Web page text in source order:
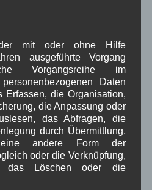
mit oder ohne Hilfe
ausgeführte Vorgang
Vorgangsreihe im
Daten
Erfassen, die Organisation,
die Anpassung oder
das Abfragen, die
durch Übermittlung,
andere Form der
oder die Verknüpfung,
das Löschen oder die